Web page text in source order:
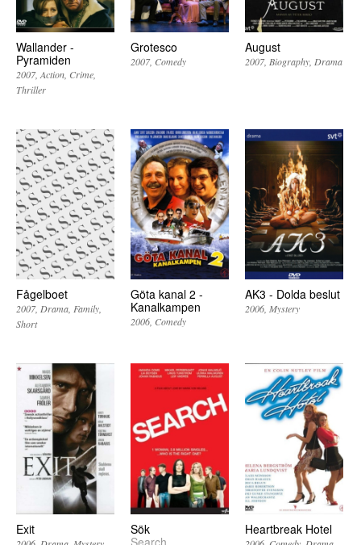
Wallander -
Pyramiden
2007 Action Crime
Thriller
Grotesco
2007 Comedy
August
2007 Biography Drama
Fågelboet
2007 Drama Family
Short
Göta kanal 2 -
Kanalkampen
2006 Comedy
AK3 - Dolda beslut
2006 Mystery
Exit
Sök
Heartbreak Hotel